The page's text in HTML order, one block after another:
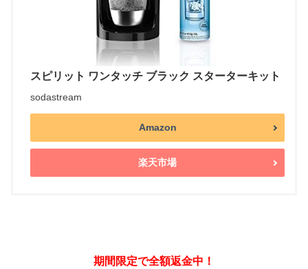
スピリット ワンタッチ ブラック スターターキット
sodastream
Amazon
楽天市場
期間限定で全額返金中！